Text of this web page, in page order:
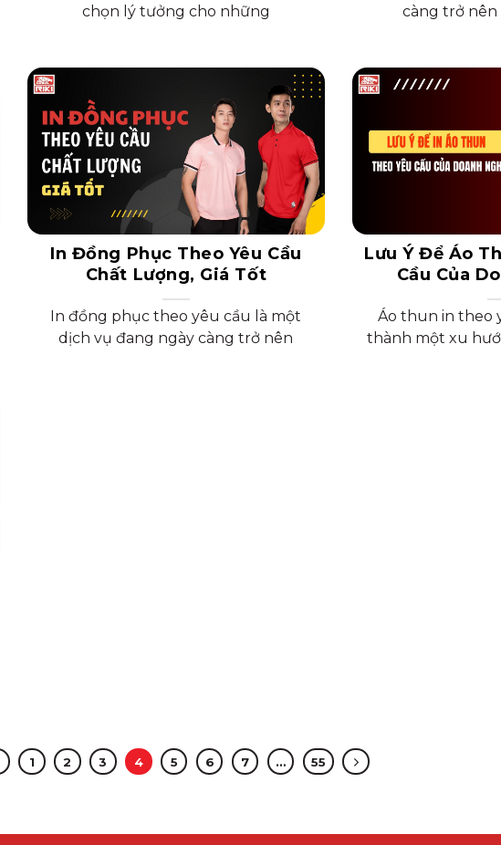
chọn lý tưởng cho những
càng trở nên
In Đồng Phục Theo Yêu Cầu
Chất Lượng, Giá Tốt
In đồng phục theo yêu cầu là một
dịch vụ đang ngày càng trở nên
Lưu Ý Để Áo
Cầu Của
Áo thun in theo
thành một xu
1 2 3 4 5 6 7 … 55